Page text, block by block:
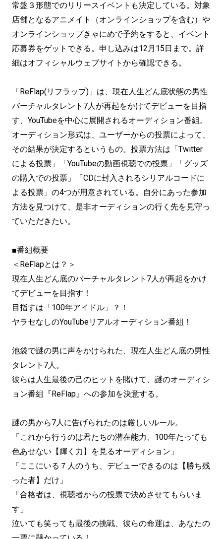
常盤３形態でのリリースイベントも決定している。対象
店舗となるアニメイト（オンラインショップを含む）や
オンラインショップきゃにめで予約をすると、イベント
応募券をゲットできる。申し込みは12月15日まで。詳
細はオフィシャルウェブサイトから確認できる。
「ReFlap(リフラップ)」は、現在人生どん底状態の男性
バーチャルタレント7人が再起をかけてデビューを目指
す、YouTubeを中心に展開されるオーディション番組。
オーディション形式は、ユーザーからの投票によって、
その結果が決定するというもの。投票方法は「Twitter
による投票」「YouTubeの動画視聴での投票」「グッズ
の購入での投票」「CDに封入されるシリアルコードに
よる投票」の4つが用意されている。自分にあった参加
方法を見つけて、是非オーディションの行く先を見守っ
ていただきたい。
■番組概要
＜ReFlapとは？＞
現在人生どん底のバーチャルタレント7人が再起をかけ
てデビューを目指す！
目指すは「100年アイドル」？！
ヤラセなしのYouTubeリアルオーディション番組！
池袋で謎の男に声をかけられた、現在人生どん底の男性
タレント7人。
彼らは人生最後の己のヒットを賭けて、謎のオーディシ
ョン番組『ReFlap』への参加を決意する。
謎の男から7人に告げられたのは厳しいルール。
「これから行うのは君たちの潜在能力、100年たっても
色あせない【輝く力】を見るオーディション」
「ここにいる７人のうち、デビューできるのは【勝ち残
った者】だけ」
「合格者は、視聴者からの投票で決めさせてもらいま
す」
泣いても笑っても最後の挑戦、彼らの命運は、あなたの